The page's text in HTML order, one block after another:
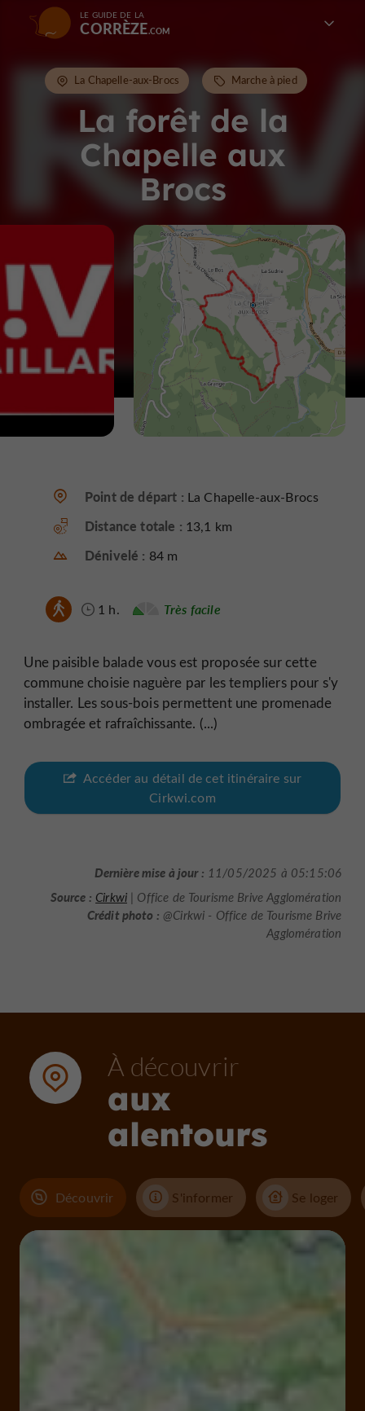
LE GUIDE DE LA
CORRÈZE
La forêt de la
Chapelle aux
Brocs
La Chapelle-aux-Brocs Marche à pied
Point de départ : La Chapelle-aux-Brocs
Distance totale : 13,1 km
Dénivelé : 84 m
1 h. Très facile
Une paisible balade vous est proposée sur cette
commune choisie naguère par les templiers pour s'y
installer. Les sous-bois permettent une promenade
ombragée et rafraîchissante. (...)
Accéder au détail de cet itinéraire sur
Cirkwi.com
Dernière mise à jour : 11/05/2025 à 05:15:06
Source : Cirkwi | Office de Tourisme Brive Agglomération
Crédit photo : @Cirkwi - Office de Tourisme Brive
Agglomération
À découvrir
aux
alentours
Découvrir S'informer Se loger